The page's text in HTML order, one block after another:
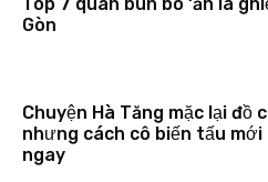
Top 7 quán bún bò ‘ăn là
Gòn
Chuyện Hà Tăng mặc lại
nhưng cách cô biến tấu mới
ngay